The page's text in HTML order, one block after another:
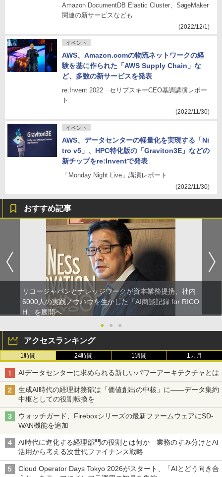
Amazon DocumentDB Elastic Cluster、SageMaker
関連の新サービスなども
(2022/12/1)
イベント
AWS、Amazon.comの物流ネットワークの経
験を基に作られた「AWS Supply Chain」な
ど、多数の新サービスを発表
re:Invent 2022 セリプスキーCEO基調講演レポー
ト
(2022/11/30)
イベント
AWS、データセンターの軽量化を実現する「Ni
tro v5」、HPC特化版の「Graviton3E」などの
新チップをre:Inventで発表
「Monday Night Live」講演レポート
(2022/11/30)
おすすめ記事
リコージャパンとナレッジワークが資本業務提携、社内
6000人の実践ノウハウを生かした「AI商談記録 for RICO
H」を展開へ
●
● ●
アクセスランキング
1時間 24時間 1週間 1カ月
AIデータセンターに求められる新しいパワーアーキテクチャとは
生成AI時代の経理財務部は「価値創出の中核」に――データ集約
中枢としての役割転換を
ウォッチガード、Fireboxシリーズの最新ファームウェアにSD-
WAN機能を追加
AI時代に進化する経理部門の役割とは何か 業務のすみ分けとAI
活用から考える次世代ファイナンス戦略
Cloud Operator Days Tokyo 2026がスタート、「AIとどう向き合